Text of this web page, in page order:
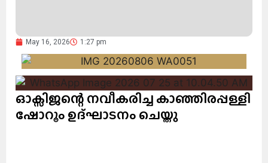
May 16, 2026 1:27 pm
ഓക്സിജന്റെ നവീകരിച്ച കാഞ്ഞിരപ്പള്ളി
ഷോറൂം ഉദ്ഘാടനം ചെയ്തു